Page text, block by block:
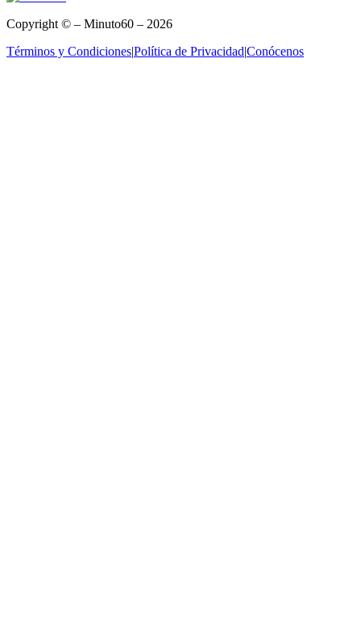
Copyright © – Minuto60 – 2026
Términos y Condiciones|Política de Privacidad|Conócenos